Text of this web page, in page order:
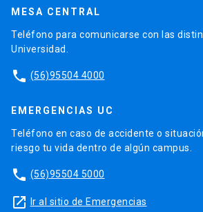
MESA CENTRAL
Teléfono para comunicarse con las
Universidad.
phone (56)95504 4000
EMERGENCIAS UC
Teléfono en caso de accidente o
riesgo tu vida dentro de algún campus.
phone (56)95504 5000
launch Ir al sitio de Emergencias